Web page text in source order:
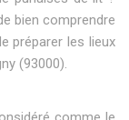
bien comprendre
préparer les lieux
(93000).